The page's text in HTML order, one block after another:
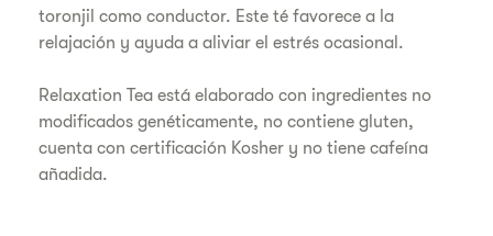
toronjil como conductor. Este té favorece a la
relajación y ayuda a aliviar el estrés ocasional.
Relaxation Tea está elaborado con ingredientes no
modificados genéticamente, no contiene gluten,
cuenta con certificación Kosher y no tiene cafeína
añadida.